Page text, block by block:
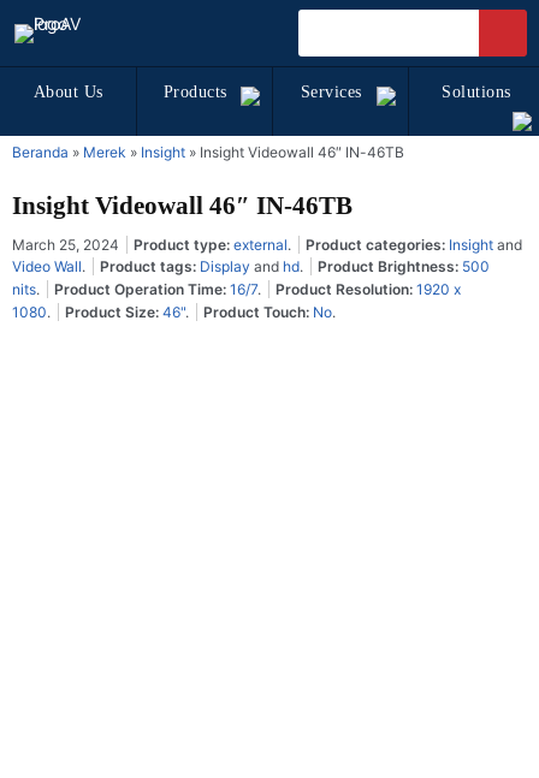
About Us Products Services Solutions
Beranda » Merek » Insight » Insight Videowall 46″ IN-46TB
Insight Videowall 46″ IN-46TB
March 25, 2024 Product type: external. Product categories: Insight and
Video Wall. Product tags: Display and hd. Product Brightness: 500
nits. Product Operation Time: 16/7. Product Resolution: 1920 x
1080. Product Size: 46". Product Touch: No.